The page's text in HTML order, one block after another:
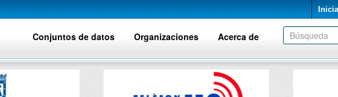
Conjuntos de datos Organizaciones Acerca de